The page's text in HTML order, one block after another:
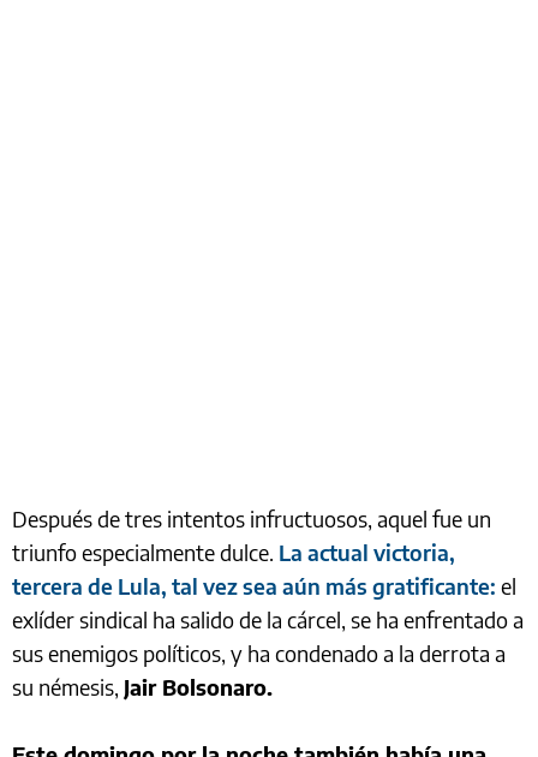
Después de tres intentos infructuosos, aquel fue un
triunfo especialmente dulce. La actual victoria,
tercera de Lula, tal vez sea aún más gratificante: el
exlíder sindical ha salido de la cárcel, se ha enfrentado a
sus enemigos políticos, y ha condenado a la derrota a
su némesis, Jair Bolsonaro.